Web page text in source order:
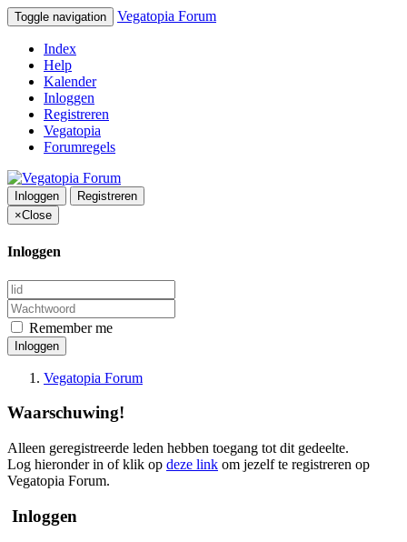
Toggle navigation Vegatopia Forum
Index
Help
Kalender
Inloggen
Registreren
Vegatopia
Forumregels
Inloggen
Registreren
×Close
Inloggen
Remember me
Inloggen
Vegatopia Forum
Waarschuwing!
Alleen geregistreerde leden hebben toegang tot dit gedeelte.
Log hieronder in of klik op deze link om jezelf te registreren op
Vegatopia Forum.
Inloggen